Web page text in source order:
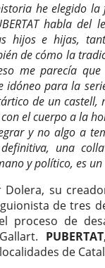
he elegido
habla del
hijos e hijas,
de cómo la
me parecía
para la
de un
el cuerpo a la
y no algo a
una
y político, es
Dolera, su
de tres
proceso de
PUBERTAT
de